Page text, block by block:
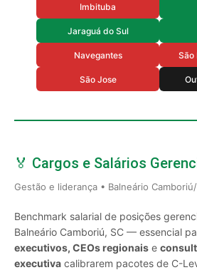
Imbituba
Jaraguá do Sul
Navegantes São
São Jose
🏅 Cargos e Salários
Gestão e liderança • Balneário
Benchmark salarial de posições
Balneário Camboriú, SC — essencial
executivos, CEOs regionais e
executiva calibrarem pacotes de C-